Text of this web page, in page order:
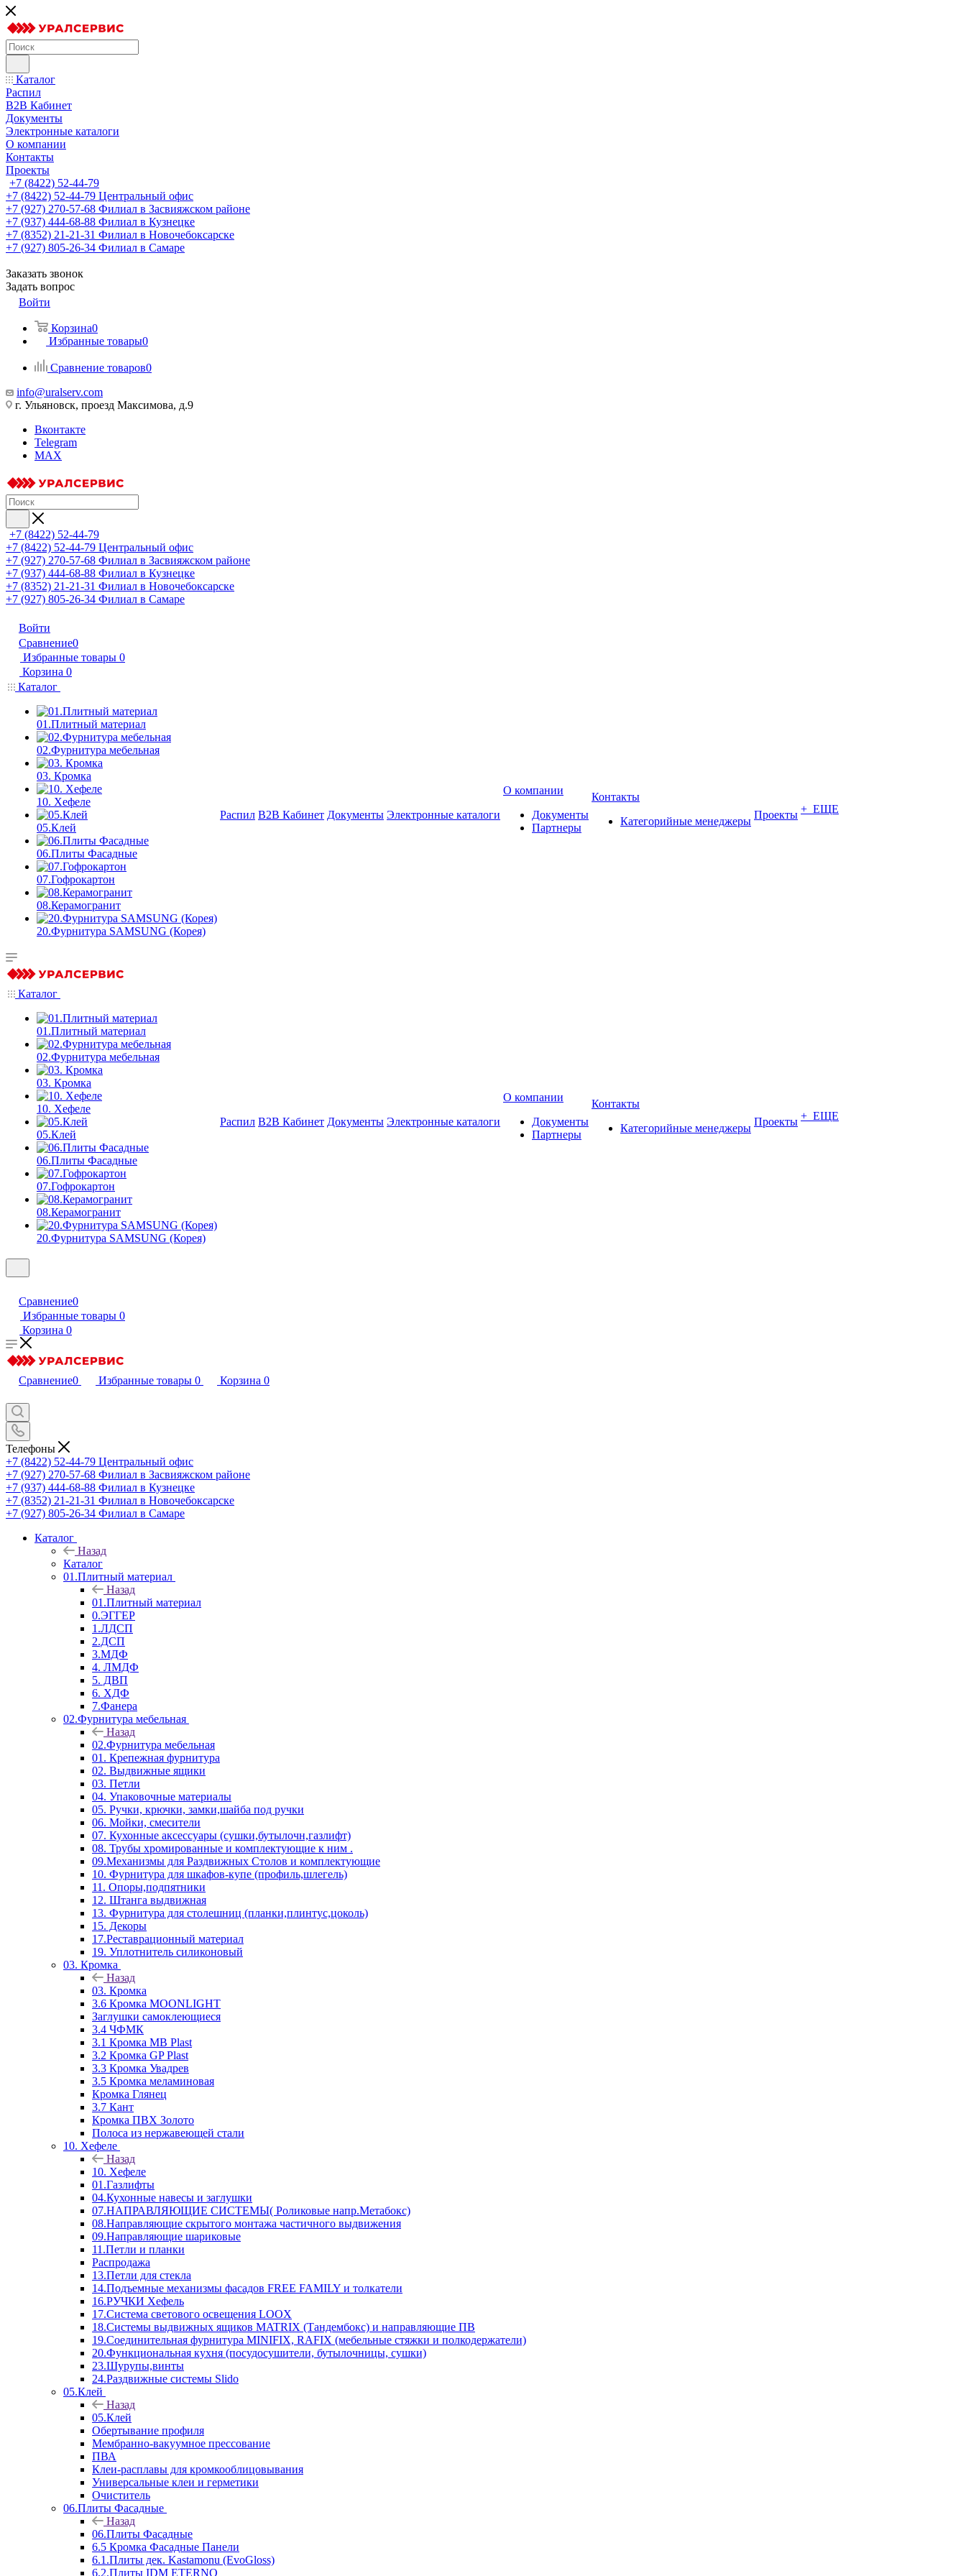
Каталог
Распил
B2B Кабинет
Документы
Электронные каталоги
О компании
Контакты
Проекты
+7 (8422) 52-44-79
+7 (8422) 52-44-79 Центральный офис
+7 (927) 270-57-68 Филиал в Засвияжском районе
+7 (937) 444-68-88 Филиал в Кузнецке
+7 (8352) 21-21-31 Филиал в Новочебоксарске
+7 (927) 805-26-34 Филиал в Самаре
Заказать звонок
Задать вопрос
Войти
Корзина0
Избранные товары0
Сравнение товаров0
info@uralserv.com
г. Ульяновск, проезд Максимова, д.9
Вконтакте
Telegram
MAX
+7 (8422) 52-44-79
+7 (8422) 52-44-79 Центральный офис
+7 (927) 270-57-68 Филиал в Засвияжском районе
+7 (937) 444-68-88 Филиал в Кузнецке
+7 (8352) 21-21-31 Филиал в Новочебоксарске
+7 (927) 805-26-34 Филиал в Самаре
Войти
Сравнение0
Избранные товары 0
Корзина 0
Каталог
01.Плитный материал
02.Фурнитура мебельная
03. Кромка
10. Хефеле
05.Клей
06.Плиты Фасадные
07.Гофрокартон
08.Керамогранит
20.Фурнитура SAMSUNG (Корея)
Распил B2B Кабинет Документы Электронные каталоги
О компании
Документы
Партнеры
Контакты
Категорийные менеджеры
Проекты + ЕЩЕ
Каталог
01.Плитный материал
02.Фурнитура мебельная
03. Кромка
10. Хефеле
05.Клей
06.Плиты Фасадные
07.Гофрокартон
08.Керамогранит
20.Фурнитура SAMSUNG (Корея)
Распил B2B Кабинет Документы Электронные каталоги
О компании
Документы
Партнеры
Контакты
Категорийные менеджеры
Проекты + ЕЩЕ
Сравнение0
Избранные товары 0
Корзина 0
Сравнение0 Избранные товары 0 Корзина 0
Телефоны
+7 (8422) 52-44-79 Центральный офис
+7 (927) 270-57-68 Филиал в Засвияжском районе
+7 (937) 444-68-88 Филиал в Кузнецке
+7 (8352) 21-21-31 Филиал в Новочебоксарске
+7 (927) 805-26-34 Филиал в Самаре
Каталог
Назад
Каталог
01.Плитный материал
Назад
01.Плитный материал
0.ЭГГЕР
1.ЛДСП
2.ДСП
3.МДФ
4. ЛМДФ
5. ДВП
6. ХДФ
7.Фанера
02.Фурнитура мебельная
Назад
02.Фурнитура мебельная
01. Крепежная фурнитура
02. Выдвижные ящики
03. Петли
04. Упаковочные материалы
05. Ручки, крючки, замки,шайба под ручки
06. Мойки, смесители
07. Кухонные аксессуары (сушки,бутылочн,газлифт)
08. Трубы хромированные и комплектующие к ним .
09.Механизмы для Раздвижных Столов и комплектующие
10. Фурнитура для шкафов-купе (профиль,шлегель)
11. Опоры,подпятники
12. Штанга выдвижная
13. Фурнитура для столешниц (планки,плинтус,цоколь)
15. Декоры
17.Реставрационный материал
19. Уплотнитель силиконовый
03. Кромка
Назад
03. Кромка
3.6 Кромка MOONLIGHT
Заглушки самоклеющиеся
3.4 ЧФМК
3.1 Кромка MB Plast
3.2 Кромка GP Plast
3.3 Кромка Увадрев
3.5 Кромка меламиновая
Кромка Глянец
3.7 Кант
Кромка ПВХ Золото
Полоса из нержавеющей стали
10. Хефеле
Назад
10. Хефеле
01.Газлифты
04.Кухонные навесы и заглушки
07.НАПРАВЛЯЮЩИЕ СИСТЕМЫ( Роликовые напр.Метабокс)
08.Направляющие скрытого монтажа частичного выдвижения
09.Направляющие шариковые
11.Петли и планки
Распродажа
13.Петли для стекла
14.Подъемные механизмы фасадов FREE FAMILY и толкатели
16.РУЧКИ Хефель
17.Система светового освещения LOOX
18.Системы выдвижных ящиков MATRIX (Тандембокс) и направляющие ПВ
19.Соединительная фурнитура MINIFIX, RAFIX (мебельные стяжки и полкодержатели)
20.Функциональная кухня (посудосушители, бутылочницы, сушки)
23.Шурупы,винты
24.Раздвижные системы Slido
05.Клей
Назад
05.Клей
Обертывание профиля
Мембранно-вакуумное прессование
ПВА
Клеи-расплавы для кромкооблицовывания
Универсальные клеи и герметики
Очиститель
06.Плиты Фасадные
Назад
06.Плиты Фасадные
6.5 Кромка Фасадные Панели
6.1.Плиты дек. Kastamonu (EvoGloss)
6.2.Плиты IDM ETERNO